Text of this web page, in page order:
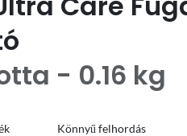
- 0.16 kg
Könnyű felhordás